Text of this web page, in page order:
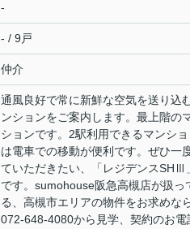
-
- / 9戸
仲介
通風良好で常に新鮮な空気を送り込
ンションをご案内します。最上階の
ションです。2駅利用できるマンシ
は電車での移動が便利です。ぜひ一
ていただきたい、「レジデンスSHⅢ
です。sumohouse阪急高槻店が扱っ
る、高槻市エリアの物件をお求めな
072-648-4080から見学、契約のお電